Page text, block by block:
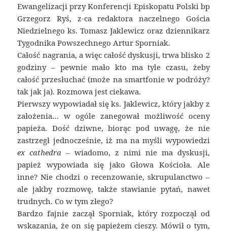
Ewangelizacji przy Konferencji Episkopatu Polski bp
Grzegorz Ryś, z-ca redaktora naczelnego Gościa
Niedzielnego ks. Tomasz Jaklewicz oraz dziennikarz
Tygodnika Powszechnego Artur Sporniak.
Całość nagrania, a więc całość dyskusji, trwa blisko 2
godziny – pewnie mało kto ma tyle czasu, żeby
całość przesłuchać (może na smartfonie w podróży?
tak jak ja). Rozmowa jest ciekawa.
Pierwszy wypowiadał się ks. Jaklewicz, który jakby z
założenia… w ogóle zanegował możliwość oceny
papieża. Dość dziwne, biorąc pod uwagę, że nie
zastrzegł jednocześnie, iż ma na myśli wypowiedzi
ex cathedra – wiadomo, z nimi nie ma dyskusji,
papież wypowiada się jako Głowa Kościoła. Ale
inne? Nie chodzi o recenzowanie, skrupulanctwo –
ale jakby rozmowę, także stawianie pytań, nawet
trudnych. Co w tym złego?
Bardzo fajnie zaczął Sporniak, który rozpoczął od
wskazania, że on się papieżem cieszy. Mówił o tym,